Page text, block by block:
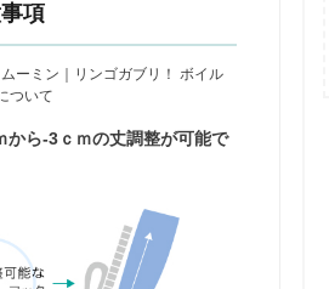
項
ーミン｜リンゴガブリ！ ボイル
ついて
ら-3ｃｍの丈調整が可能で